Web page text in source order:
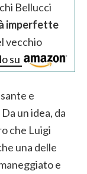
Bellucci
imperfette
vecchio
su
e
un idea, da
che Luigi
una delle
e